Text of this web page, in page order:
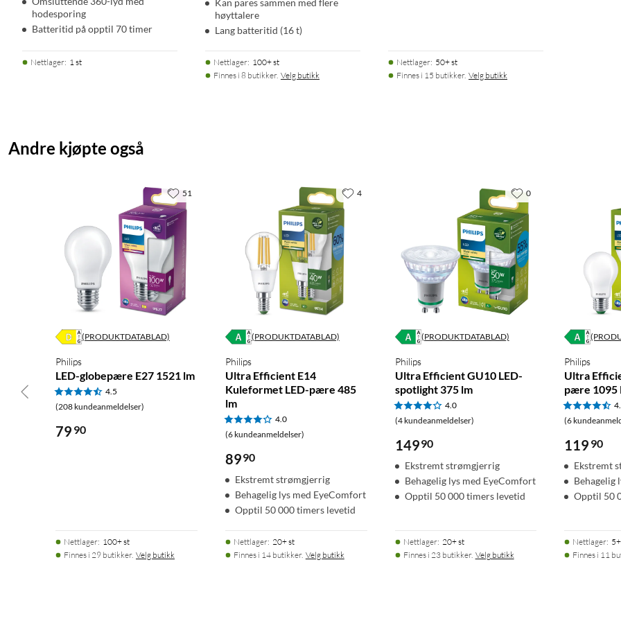
hodesporing
Batteritid på opptil 70 timer
Nettlager: 1 st
Kan pares sammen med flere
høyttalere
Lang batteritid (16 t)
Nettlager: 100+ st
Finnes i 8 butikker. Velg butikk
Nettlager: 50+ st
Finnes i 15 butikker. Velg butikk
Andre kjøpte også
(PRODUKTDATABLAD)
Philips
LED-globepære E27 1521 lm
4.5
(208 kundeanmeldelser)
79 90
Nettlager: 100+ st
Finnes i 29 butikker. Velg butikk
51
(PRODUKTDATABLAD)
Philips
Ultra Efficient E14
Kuleformet LED-pære 485
lm
4.0
(6 kundeanmeldelser)
8990
Ekstremt strømgjerrig
Behagelig lys med EyeComfort
Opptil 50 000 timers levetid
Nettlager: 20+ st
Finnes i 14 butikker. Velg butikk
4
(PRODUKTDATABLAD)
Philips
Ultra Efficient GU10 LED-
spotlight 375 lm
4.0
(4 kundeanmeldelser)
14990
Ekstremt strømgjerrig
Behagelig lys med EyeComfort
Opptil 50 000 timers levetid
Nettlager: 20+ st
Finnes i 23 butikker. Velg butikk
0
Philips
Ultra
pære 1095
(6
119 90
Ekstremt
Behagelig
Opptil 50
Nettlager:
Finnes i 11